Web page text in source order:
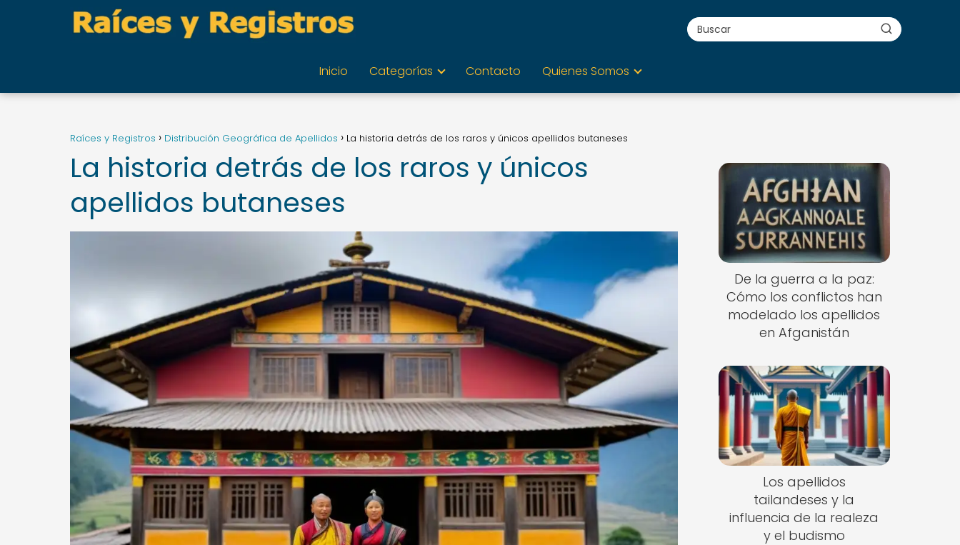
Inicio Categorías Contacto Quienes Somos
Raíces y Registros Distribución Geográfica de Apellidos La historia detrás de los raros y únicos apellidos butaneses
La historia detrás de los raros y únicos
apellidos butaneses
De la guerra a la paz:
Cómo los conflictos han
modelado los apellidos
en Afganistán
Los apellidos
tailandeses y la
influencia de la realeza
y el budismo